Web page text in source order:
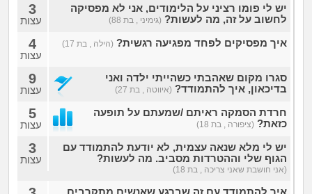
יש לי פומו רציני על הלימודים, אני לא מפסיקה
לחשוב על זה, מה לעשות? (גימיני , בת 88)
3
עצות
איך מפסיקים לפחד מפגיעה רגשית? (הילה , בת 17) 4
עצות
סגרו מקום שאהבתי כשהייתי ילדה ואני
בדיכאון, איך להתמודד? (איווטה , בת 27)
9
עצות
חרדת הסמקה ראיתם /שמעתם על תופעה
כזאת? (ציפורה , בת 18)
5
עצות
יש לי מלא שנאה עצמית, לא יודעת להתמודד עם
הגוף שלי וההטרדות מסביב. מה לעשות?
(אני חושבת שאני צריכה , בת 18)
3
עצות
איך להתמודד עם זה שברגע שאנשים מתקרבים